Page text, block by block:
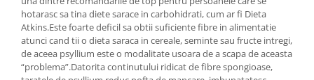
hotarasc sa tina diete sarace in carbohidrati, cum ar fi Dieta
Atkins.Este foarte deficil sa obtii suficiente fibre in alimentatie
atunci cand tii o dieta saraca in cereale, seminte sau fructe intregi,
de aceea psyllium este o modalitate usoara de a scapa de aceasta
“problema”.Datorita continutului ridicat de fibre spongioase,